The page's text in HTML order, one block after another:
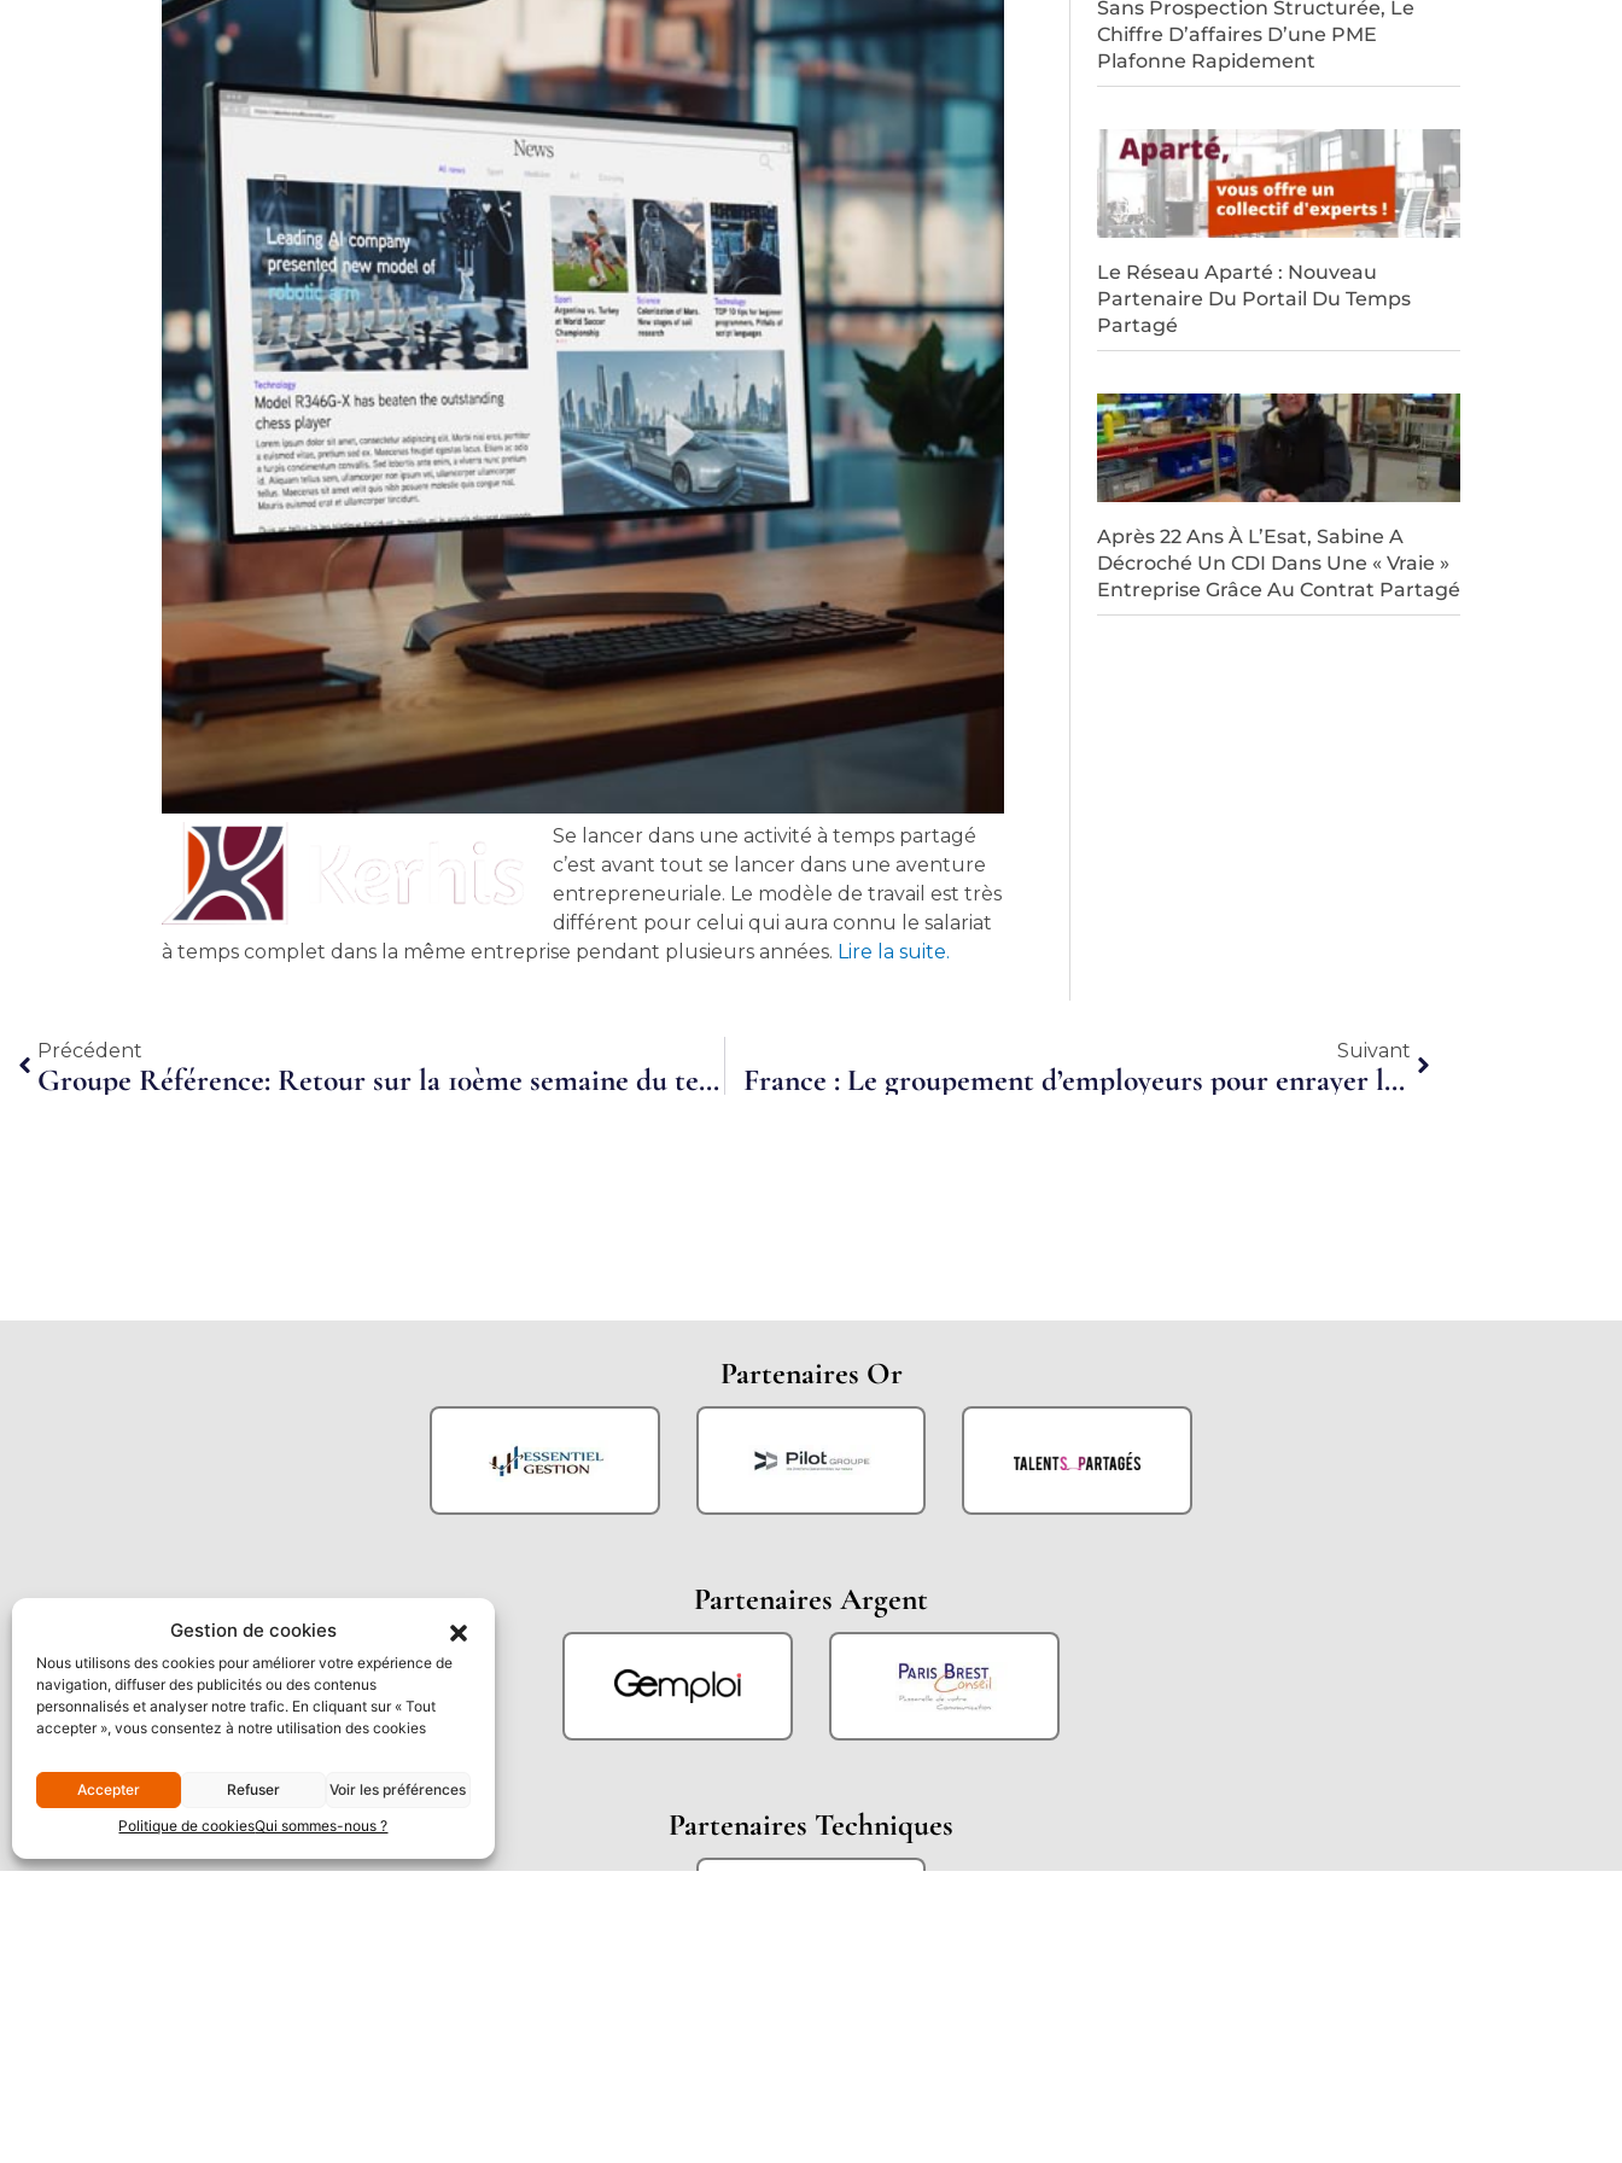
Gestion de cookies
Nous utilisons des cookies pour améliorer votre expérience de
navigation, diffuser des publicités ou des contenus
personnalisés et analyser notre trafic. En cliquant sur « Tout
accepter », vous consentez à notre utilisation des cookies
Accepter Refuser
Voir les préférences
Politique de cookiesQui sommes-nous ?
Se lancer dans une activité à temps partagé
c’est avant tout se lancer dans une aventure
entrepreneuriale. Le modèle de travail est très
différent pour celui qui aura connu le salariat
à temps complet dans la même entreprise pendant plusieurs années. Lire la suite.
Sans Prospection Structurée, Le
Chiffre D’affaires D’une PME
Plafonne Rapidement
Le Réseau Aparté : Nouveau
Partenaire Du Portail Du Temps
Partagé
Après 22 Ans À L’Esat, Sabine A
Décroché Un CDI Dans Une « Vraie »
Entreprise Grâce Au Contrat Partagé
Précédent
Précédent
Groupe Référence: Retour sur la 10ème semaine du temps partagé
Suivant
France : Le groupement d’employeurs pour enrayer la spirale des CDD
Partenaires Or
Partenaires Argent
Partenaires Techniques